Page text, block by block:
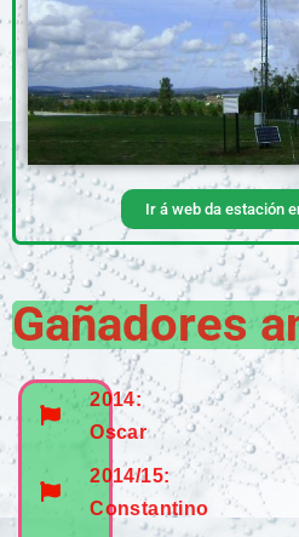
Ir á web da estación
Gañadores
2014:
Oscar
2014/15:
Constantino